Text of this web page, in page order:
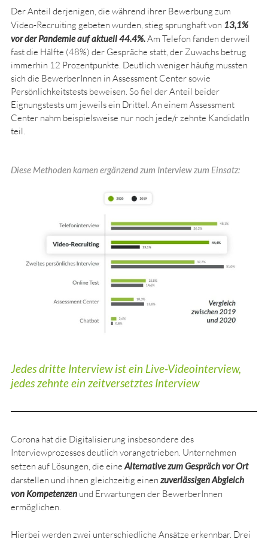
Der Anteil derjenigen, die während ihrer Bewerbung zum
Video-Recruiting gebeten wurden, stieg sprunghaft von 13,1%
vor der Pandemie auf aktuell 44.4%.Am Telefon fanden derweil
fast die Hälfte (48%) der Gespräche statt, der Zuwachs betrug
immerhin 12 Prozentpunkte. Deutlich weniger häufig mussten
sich die BewerberInnen in Assessment Center sowie
Persönlichkeitstests beweisen. So fiel der Anteil beider
Eignungstests um jeweils ein Drittel. An einem Assessment
Center nahm beispielsweise nur noch jede/r zehnte KandidatIn
teil.
Diese Methoden kamen ergänzend zum Interview zum Einsatz:
Jedes dritte Interview ist ein Live-Videointerview,
jedes zehnte ein zeitversetztes Interview
Corona hat die Digitalisierung insbesondere des
Interviewprozesses deutlich vorangetrieben. Unternehmen
setzen auf Lösungen, die eineAlternative zum Gespräch vor Ort
darstellen und ihnen gleichzeitig einenzuverlässigen Abgleich
von Kompetenzen und Erwartungen der BewerberInnen
ermöglichen.
Hierbei werden zwei unterschiedliche Ansätze erkennbar. Drei